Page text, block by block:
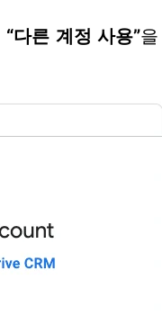
“다른 계정 사용”